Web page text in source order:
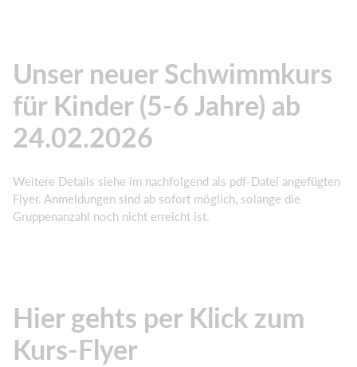
Unser neuer Schwimmkurs
für Kinder (5-6 Jahre) ab
24.02.2026
Weitere Details siehe im nachfolgend als pdf-Datei angefügten
Flyer. Anmeldungen sind ab sofort möglich, solange die
Gruppenanzahl noch nicht erreicht ist.
Hier gehts per Klick zum
Kurs-Flyer